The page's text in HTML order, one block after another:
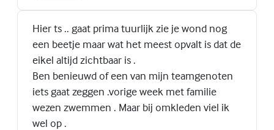
Hier ts .. gaat prima tuurlijk zie je wond nog
een beetje maar wat het meest opvalt is dat de
eikel altijd zichtbaar is .
Ben benieuwd of een van mijn teamgenoten
iets gaat zeggen .vorige week met familie
wezen zwemmen . Maar bij omkleden viel ik
wel op .